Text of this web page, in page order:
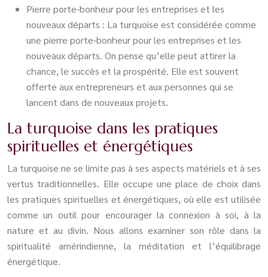
Pierre porte-bonheur pour les entreprises et les
nouveaux départs : La turquoise est considérée comme
une pierre porte-bonheur pour les entreprises et les
nouveaux départs. On pense qu’elle peut attirer la
chance, le succès et la prospérité. Elle est souvent
offerte aux entrepreneurs et aux personnes qui se
lancent dans de nouveaux projets.
La turquoise dans les pratiques
spirituelles et énergétiques
La turquoise ne se limite pas à ses aspects matériels et à ses
vertus traditionnelles. Elle occupe une place de choix dans
les pratiques spirituelles et énergétiques, où elle est utilisée
comme un outil pour encourager la connexion à soi, à la
nature et au divin. Nous allons examiner son rôle dans la
spiritualité amérindienne, la méditation et l’équilibrage
énergétique.